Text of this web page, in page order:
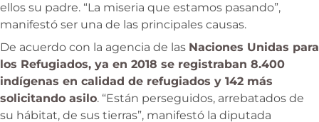
ellos su padre. “La miseria que estamos pasando”,
manifestó ser una de las principales causas.
De acuerdo con la agencia de las Naciones Unidas para
los Refugiados, ya en 2018 se registraban 8.400
indígenas en calidad de refugiados y 142 más
solicitando asilo. “Están perseguidos, arrebatados de
su hábitat, de sus tierras”, manifestó la diputada